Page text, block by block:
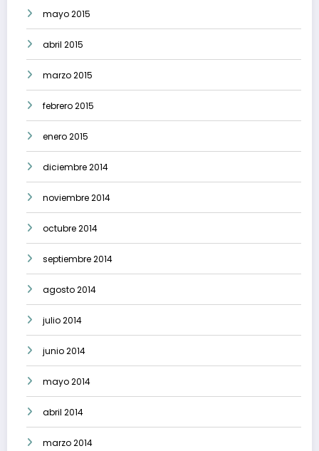
mayo 2015
abril 2015
marzo 2015
febrero 2015
enero 2015
diciembre 2014
noviembre 2014
octubre 2014
septiembre 2014
agosto 2014
julio 2014
junio 2014
mayo 2014
abril 2014
marzo 2014